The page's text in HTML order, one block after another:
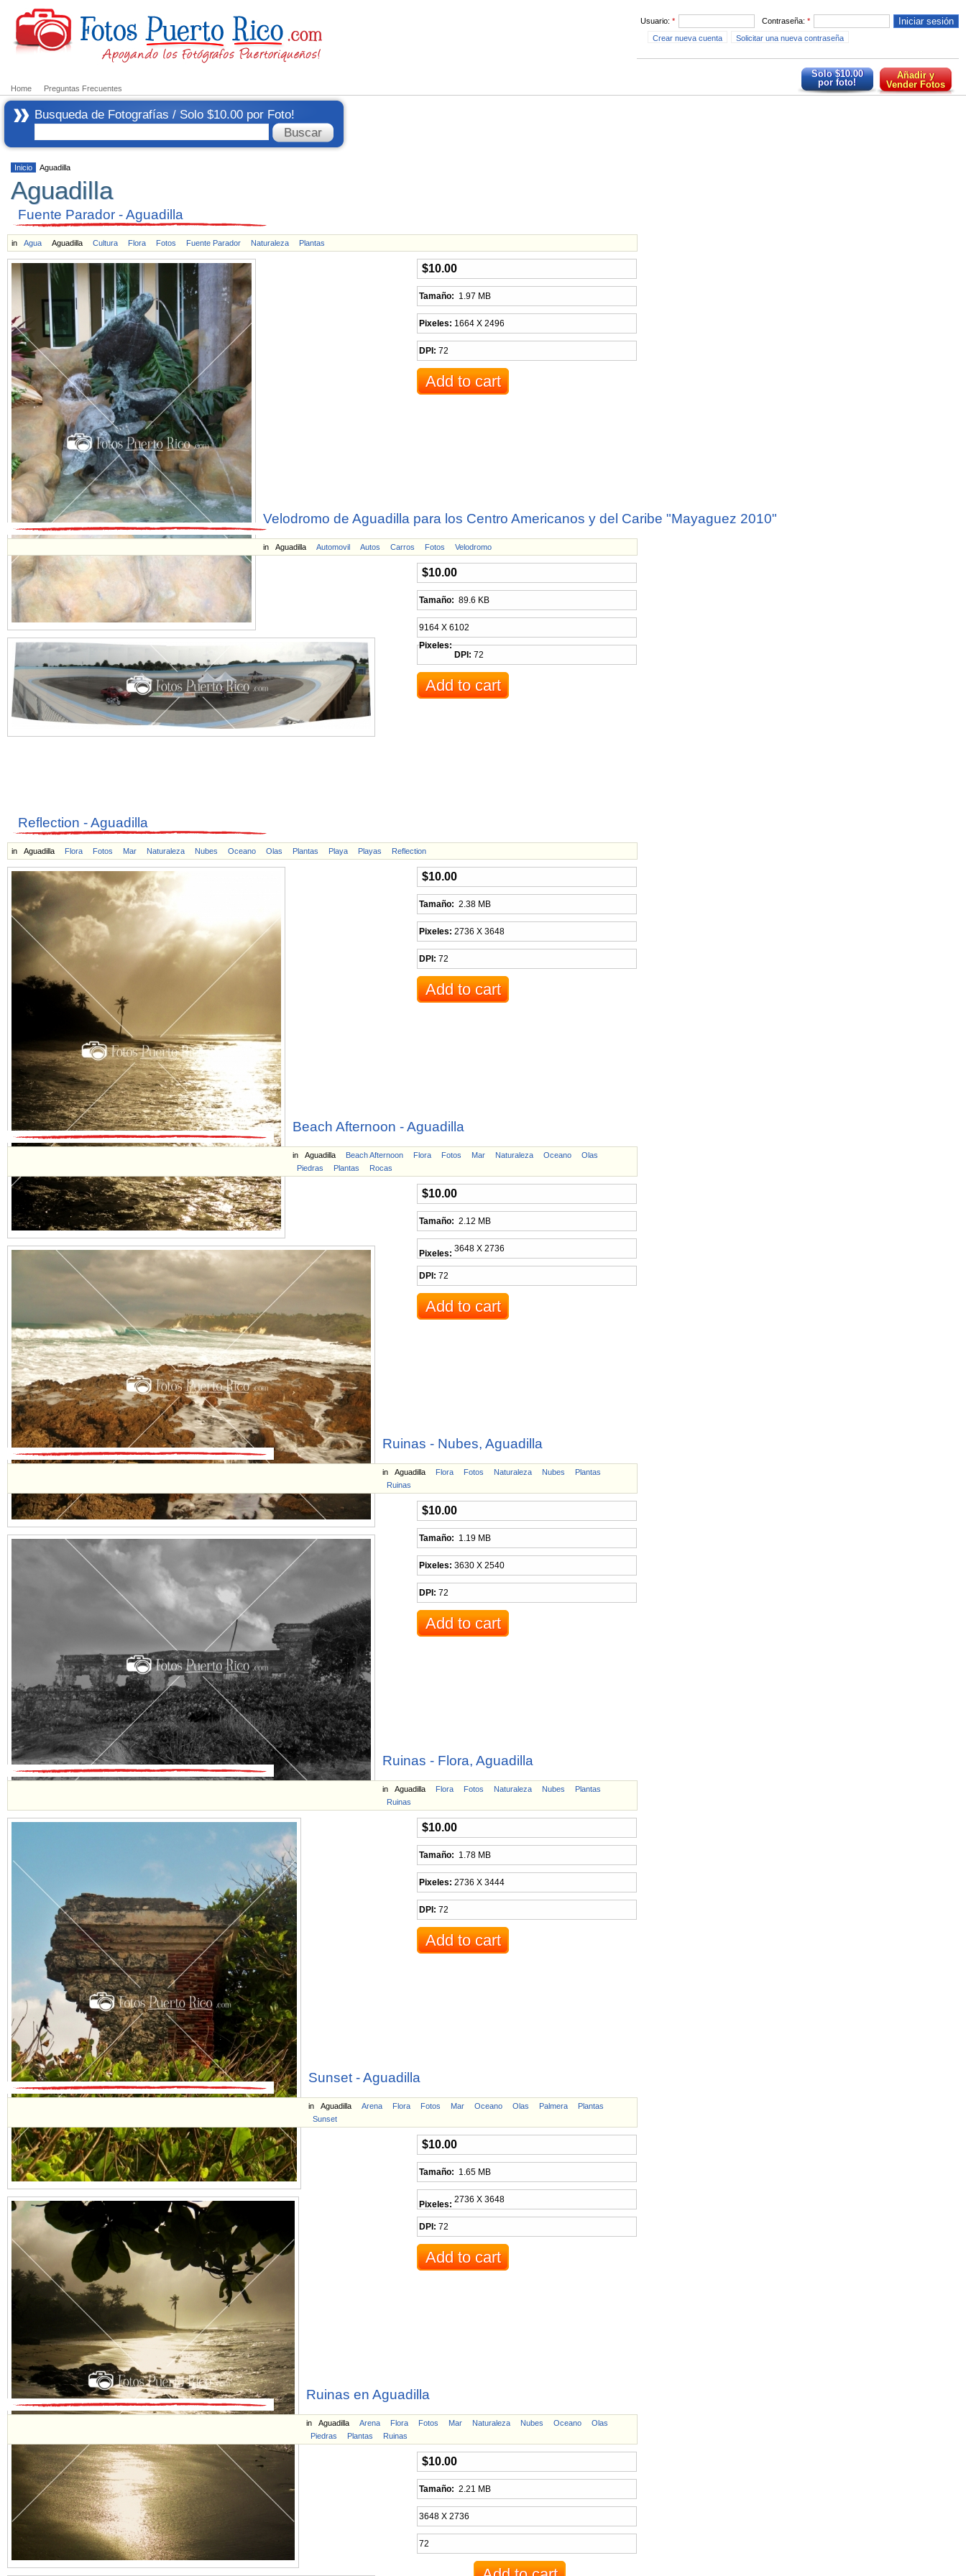
Usuario: * Contraseña: *
Crear nueva cuenta
Solicitar una nueva contraseña
Home Preguntas Frecuentes
Añadir y
Vender Fotos
Solo $10.00
por foto!
Busqueda de Fotografías / Solo $10.00 por Foto!
Inicio Aguadilla
Aguadilla
Fuente Parador - Aguadilla
in Agua Aguadilla Cultura Flora Fotos Fuente Parador Naturaleza Plantas
$10.00
Tamaño: 1.97 MB
Pixeles: 1664 X 2496
DPI: 72
Velodromo de Aguadilla para los Centro Americanos y del Caribe "Mayaguez 2010"
in Aguadilla Automovil Autos Carros Fotos Velodromo
$10.00
Tamaño: 89.6 KB
Pixeles:
9164 X 6102
DPI: 72
Reflection - Aguadilla
in Aguadilla Flora Fotos Mar Naturaleza Nubes Oceano Olas Plantas Playa Playas Reflection
$10.00
Tamaño: 2.38 MB
Pixeles: 2736 X 3648
DPI: 72
Beach Afternoon - Aguadilla
in Aguadilla Beach Afternoon Flora Fotos Mar Naturaleza Oceano
Olas
Piedras
Plantas Rocas
$10.00
Tamaño: 2.12 MB
Pixeles: 3648 X 2736
DPI: 72
Ruinas - Nubes, Aguadilla
in Aguadilla Flora Fotos Naturaleza Nubes
Plantas
Ruinas
$10.00
Tamaño: 1.19 MB
Pixeles: 3630 X 2540
DPI: 72
Ruinas - Flora, Aguadilla
in Aguadilla Flora Fotos Naturaleza Nubes
Plantas
Ruinas
$10.00
Tamaño: 1.78 MB
Pixeles: 2736 X 3444
DPI: 72
Sunset - Aguadilla
in Aguadilla Arena Flora Fotos Mar Oceano Olas Palmera
Plantas
Sunset
$10.00
Tamaño: 1.65 MB
Pixeles: 2736 X 3648
DPI: 72
Ruinas en Aguadilla
in Aguadilla Arena Flora Fotos Mar Naturaleza Nubes Oceano
Olas
Piedras
Plantas Ruinas
$10.00
Tamaño: 2.21 MB
3648 X 2736
72